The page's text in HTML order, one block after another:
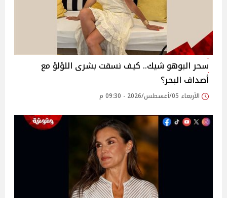
سحر البوهو شيك.. كيف نسقت بشرى اللؤلؤ مع
أصداف البحر؟
الأربعاء 05/أغسطس/2026 - 09:30 م